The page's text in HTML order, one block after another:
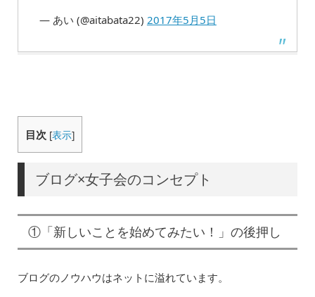
— あい (@aitabata22) 2017年5月5日
目次 [表示]
ブログ×女子会のコンセプト
①「新しいことを始めてみたい！」の後押し
ブログのノウハウはネットに溢れています。